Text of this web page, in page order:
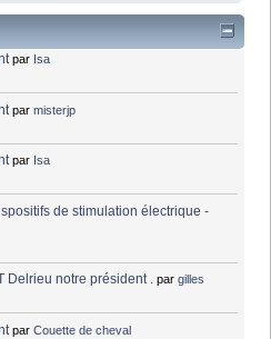
par Isa
parmisterjp
par Isa
de stimulation électrique -
Delrieu notre président . pargilles
parCouette de cheval